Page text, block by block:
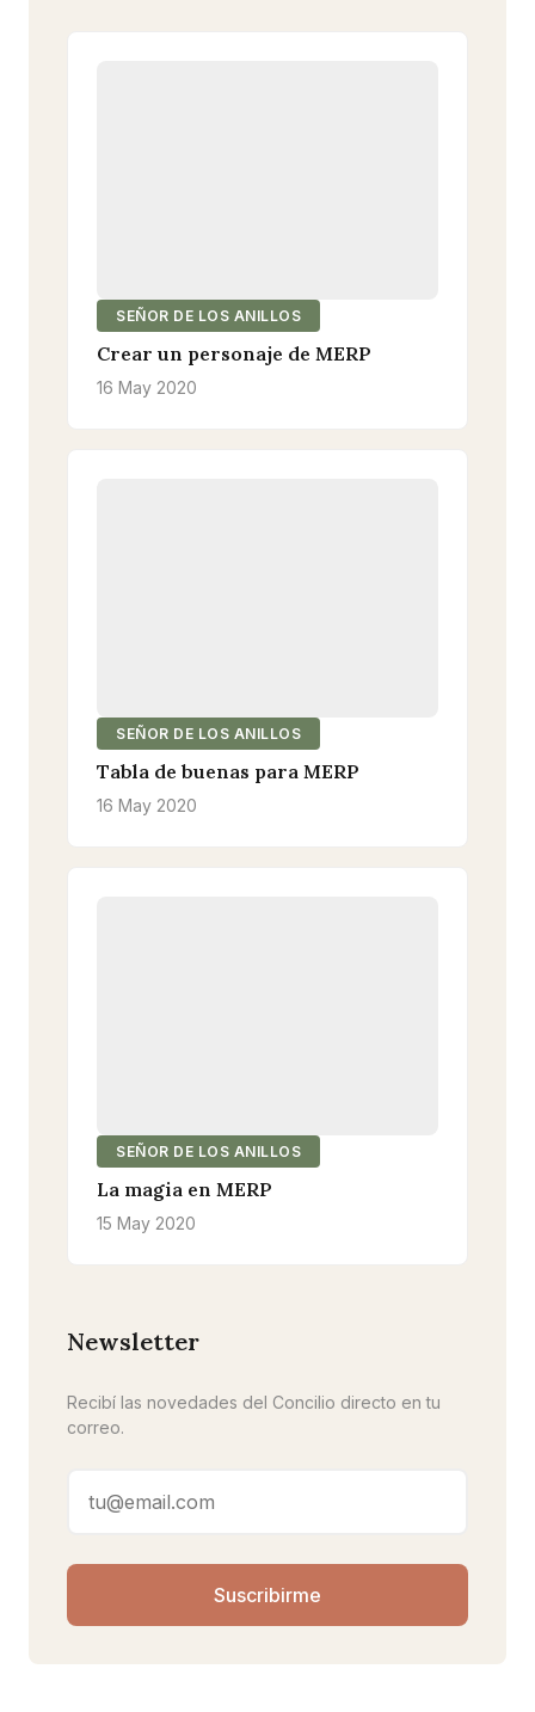
SEÑOR DE LOS ANILLOS
Crear un personaje de MERP
16 May 2020
SEÑOR DE LOS ANILLOS
Tabla de buenas para MERP
16 May 2020
SEÑOR DE LOS ANILLOS
La magia en MERP
15 May 2020
Newsletter
Recibí las novedades del Concilio directo en tu
correo.
Suscribirme